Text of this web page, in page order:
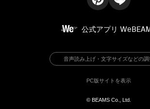
公式アプリ
音声読み上げ・文字サイズなどの調
PC版サイトを表示
© BEAMS Co., Ltd.